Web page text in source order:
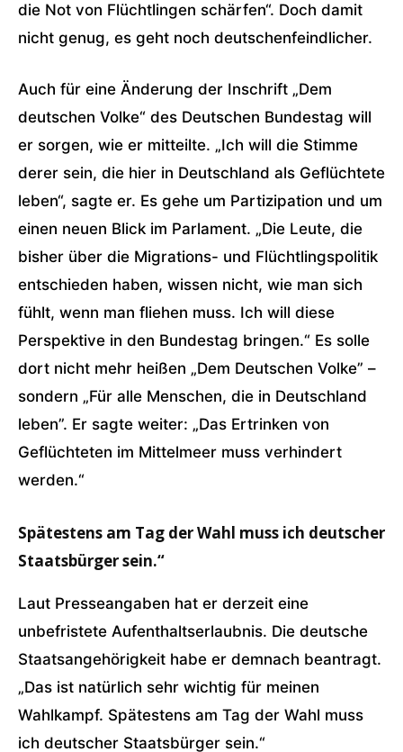
die Not von Flüchtlingen schärfen“. Doch damit
nicht genug, es geht noch deutschenfeindlicher.
Auch für eine Änderung der Inschrift „Dem
deutschen Volke“ des Deutschen Bundestag will
er sorgen, wie er mitteilte. „Ich will die Stimme
derer sein, die hier in Deutschland als Geflüchtete
leben“, sagte er. Es gehe um Partizipation und um
einen neuen Blick im Parlament. „Die Leute, die
bisher über die Migrations- und Flüchtlingspolitik
entschieden haben, wissen nicht, wie man sich
fühlt, wenn man fliehen muss. Ich will diese
Perspektive in den Bundestag bringen.“ Es solle
dort nicht mehr heißen „Dem Deutschen Volke” –
sondern „Für alle Menschen, die in Deutschland
leben”. Er sagte weiter: „Das Ertrinken von
Geflüchteten im Mittelmeer muss verhindert
werden.“
Spätestens am Tag der Wahl muss ich deutscher
Staatsbürger sein.“
Laut Presseangaben hat er derzeit eine
unbefristete Aufenthaltserlaubnis. Die deutsche
Staatsangehörigkeit habe er demnach beantragt.
„Das ist natürlich sehr wichtig für meinen
Wahlkampf. Spätestens am Tag der Wahl muss
ich deutscher Staatsbürger sein.“